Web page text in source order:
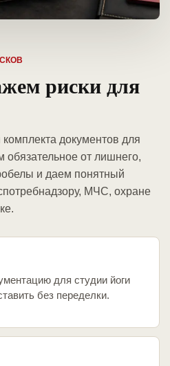
риски для
документов для
обязательное от лишнего,
и даем понятный
МЧС, охране
для студии йоги
без переделки.